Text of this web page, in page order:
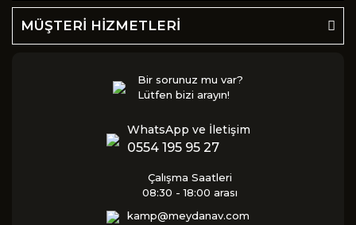
MÜŞTERİ HİZMETLERİ
Bir sorunuz mu var?
Lütfen bizi arayın!
WhatsApp ve İletişim
0554 195 95 27
Çalışma Saatleri
08:30 - 18:00 arası
kamp@meydanav.com